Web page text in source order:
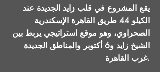
يقع المشروع في قلب زايد الجديدة عند
الكيلو 44 طريق القاهرة الإسكندرية
الصحراوي، وهو موقع استراتيجي يربط بين
الشيخ زايد و6 أكتوبر والمناطق الجديدة
غرب القاهرة.